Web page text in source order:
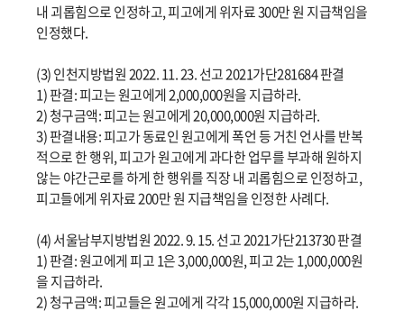
내 괴롭힘으로 인정하고, 피고에게 위자료 300만 원 지급책임을
인정했다.
(3) 인천지방법원 2022. 11. 23. 선고 2021가단281684 판결
1) 판결: 피고는 원고에게 2,000,000원을 지급하라.
2) 청구금액: 피고는 원고에게 20,000,000원 지급하라.
3) 판결내용: 피고가 동료인 원고에게 폭언 등 거친 언사를 반복
적으로 한 행위, 피고가 원고에게 과다한 업무를 부과해 원하지
않는 야간근로를 하게 한 행위를 직장 내 괴롭힘으로 인정하고,
피고들에게 위자료 200만 원 지급책임을 인정한 사례다.
(4) 서울남부지방법원 2022. 9. 15. 선고 2021가단213730 판결
1) 판결: 원고에게 피고 1은 3,000,000원, 피고 2는 1,000,000원
을 지급하라.
2) 청구금액: 피고들은 원고에게 각각 15,000,000원 지급하라.